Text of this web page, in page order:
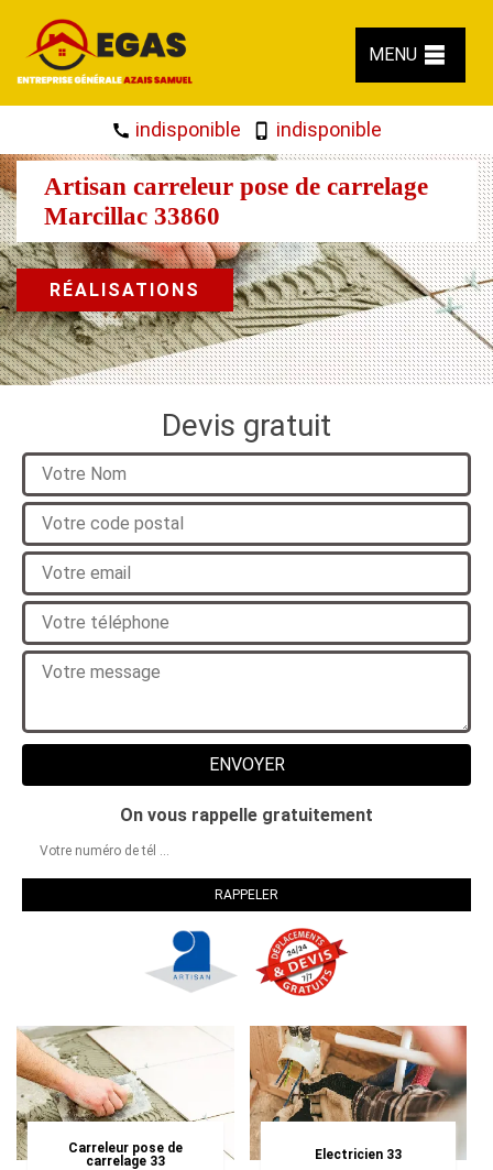
MENU
indisponible indisponible
Artisan carreleur pose de carrelage
Marcillac 33860
RÉALISATIONS
Devis gratuit
On vous rappelle gratuitement
Carreleur pose de
carrelage 33
Electricien 33